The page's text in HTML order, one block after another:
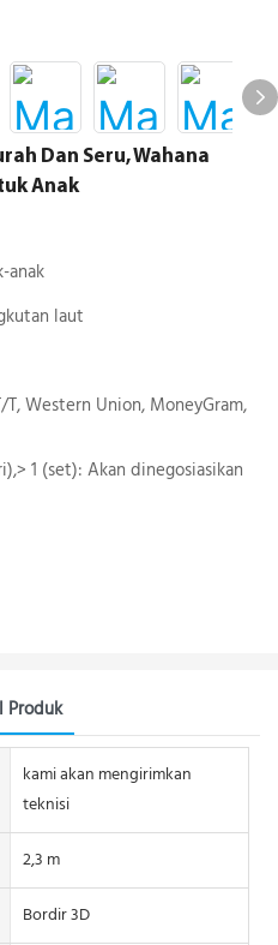
Dan Seru, Wahana
Anak
anak
laut
T, Western Union, MoneyGram,
1 (set): Akan dinegosiasikan
Produk
kami akan mengirimkan
teknisi
2,3 m
Bordir 3D